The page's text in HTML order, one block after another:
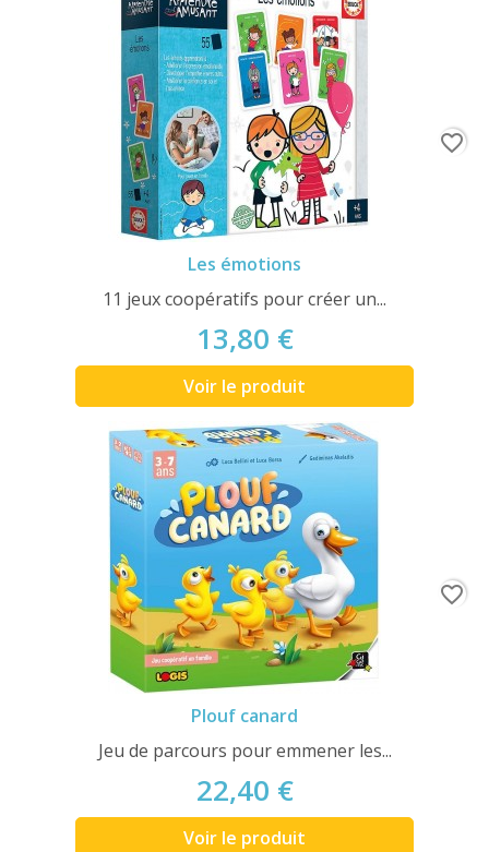
Les émotions
11 jeux coopératifs pour créer un...
13,80 €
Voir le produit
favorite_border
Plouf canard
Jeu de parcours pour emmener les...
22,40 €
Voir le produit
favorite_border